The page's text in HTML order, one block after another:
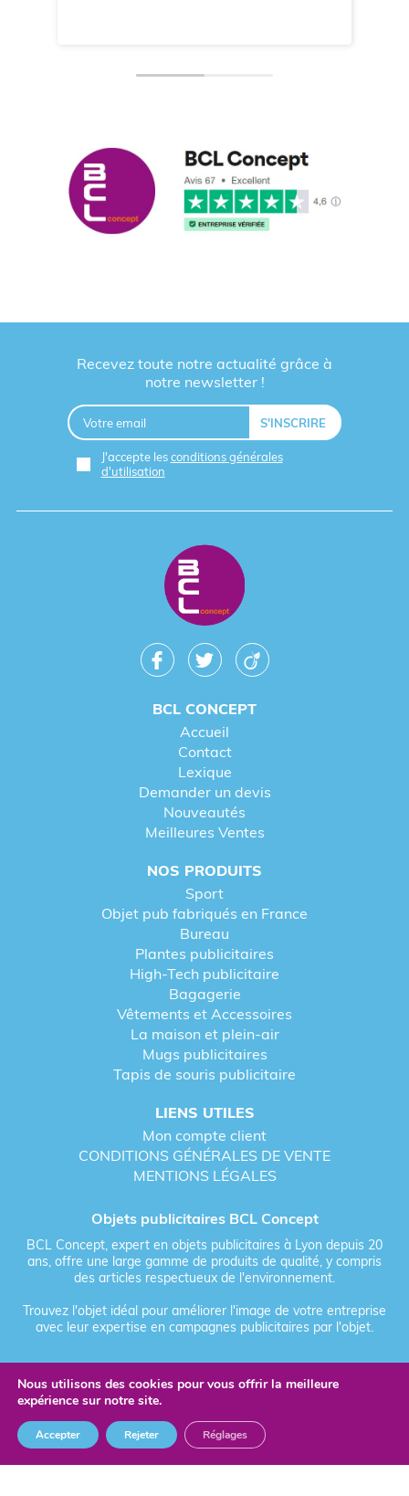
Recevez toute notre actualité grâce à
notre newsletter !
J'accepte lesconditions générales
d'utilisation
BCL CONCEPT
Accueil
Contact
Lexique
Demander un devis
Nouveautés
Meilleures Ventes
NOS PRODUITS
Sport
Objet pub fabriqués en France
Bureau
Plantes publicitaires
High-Tech publicitaire
Bagagerie
Vêtements et Accessoires
La maison et plein-air
Mugs publicitaires
Tapis de souris publicitaire
LIENS UTILES
Mon compte client
CONDITIONS GÉNÉRALES DE VENTE
MENTIONS LÉGALES
Objets publicitaires BCL Concept
BCL Concept, expert en objets publicitaires à Lyon depuis 20
ans, offre une large gamme de produits de qualité, y compris
des articles respectueux de l'environnement.
Trouvez l'objet idéal pour améliorer l'image de votre entreprise
avec leur expertise en campagnes publicitaires par l'objet.
© 2026 BCL Concept - Tous droits réservés - Objet Publicitaire
Fièrement forgé par Les Vikings
Nous utilisons des cookies pour vous offrir la meilleure
expérience sur notre site.
Accepter Rejeter Réglages